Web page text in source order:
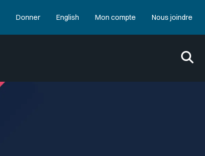
Donner English Mon compte Nous joindre